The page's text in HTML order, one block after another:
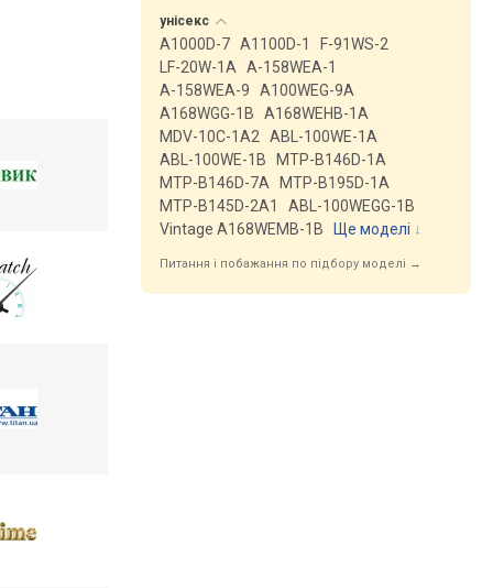
унісекс
A1000D-7 A1100D-1
F-91WS-2
LF-20W-1A
A-158WEA-1
A-158WEA-9
A100WEG-9A
A168WGG-1B
A168WEHB-1A
MDV-10C-1A2
ABL-100WE-1A
ABL-100WE-1B
MTP-B146D-1A
MTP-B146D-7A
MTP-B195D-1A
MTP-B145D-2A1
ABL-100WEGG-1B
Vintage A168WEMB-1B
Ще моделі ↓
Питання і побажання по підбору моделі →